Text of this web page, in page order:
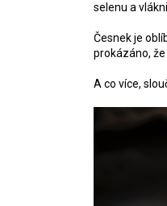
selenu a
Česnek je
prokázáno,
A co více,